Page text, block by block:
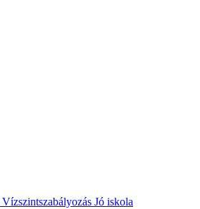
Vízszintszabályozás Jó iskola